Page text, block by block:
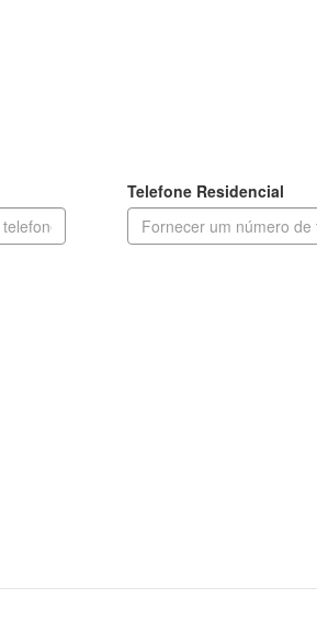
Telefone Residencial